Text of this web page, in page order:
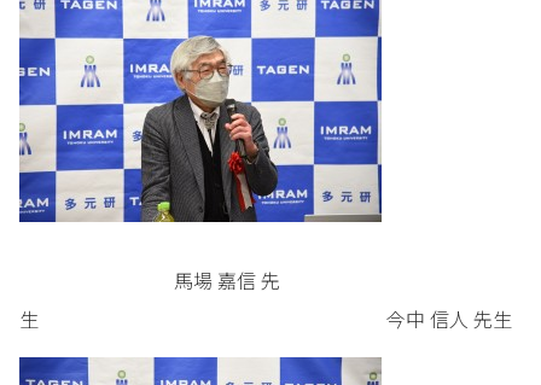
馬場 嘉信 先
生 今中 信人 先生